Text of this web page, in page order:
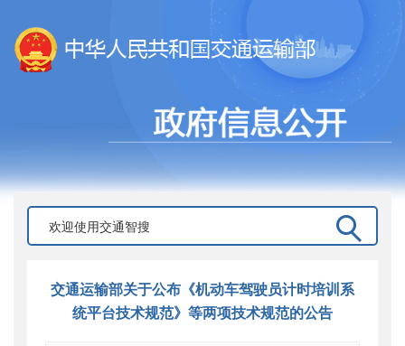
交通运输部关于公布《机动车驾驶员计时培训系
统平台技术规范》等两项技术规范的公告